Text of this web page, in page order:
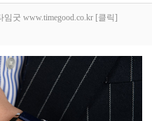
굿 www.timegood.co.kr [클릭]